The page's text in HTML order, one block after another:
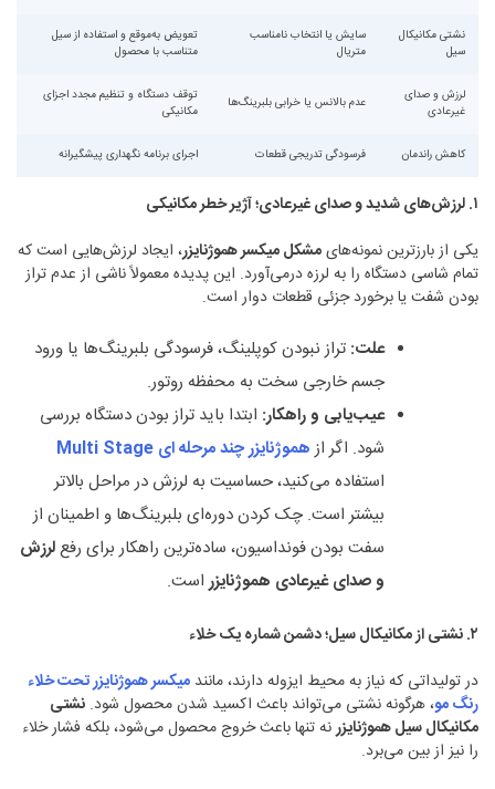
نشتی مکانیکال
سیل
سایش یا انتخاب نامناسب
متریال
تعویض به‌موقع و استفاده از سیل
متناسب با محصول
لرزش و صدای
غیرعادی
عدم بالانس یا خرابی بلبرینگ‌ها
توقف دستگاه و تنظیم مجدد اجزای
مکانیکی
کاهش راندمان فرسودگی تدریجی قطعات اجرای برنامه نگهداری پیشگیرانه
۱.لرزش‌های شدید و صدای غیرعادی؛ آژیر خطر مکانیکی
یکی از بارزترین نمونه‌هایمشکل میکسر هموژنایزر، ایجاد لرزش‌هایی است که
تمام شاسی دستگاه را به لرزه درمی‌آورد. این پدیده معمولاً ناشی از عدم تراز
بودن شفت یا برخورد جزئی قطعات دوار است.
علت: تراز نبودن کوپلینگ، فرسودگی بلبرینگ‌ها یا ورود
جسم خارجی سخت به محفظه روتور.
عیب‌یابی و راهکار: ابتدا باید تراز بودن دستگاه بررسی
شود. اگر ازهموژنایزر چند مرحله ای
استفاده می‌کنید، حساسیت به لرزش در مراحل بالاتر
بیشتر است. چک کردن دوره‌ای بلبرینگ‌ها و اطمینان از
سفت بودن فونداسیون، ساده‌ترین راهکار برای رفعلرزش
و صدای غیرعادی هموژنایزراست.
۲.نشتی از مکانیکال سیل؛ دشمن شماره یک خلاء
در تولیداتی که نیاز به محیط ایزوله دارند، مانند میکسر هموژنایزر تحت خلاء
رنگ مو، هرگونه نشتی می‌تواند باعث اکسید شدن محصول شود. نشتی
مکانیکال سیل هموژنایزرنه تنها باعث خروج محصول می‌شود، بلکه فشار خلاء
را نیز از بین می‌برد.